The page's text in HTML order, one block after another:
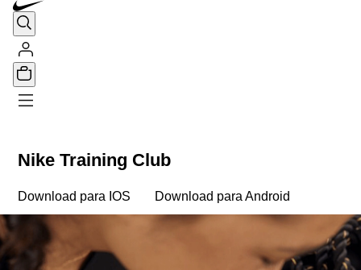
Nike Training Club
Download para IOS Download para Android